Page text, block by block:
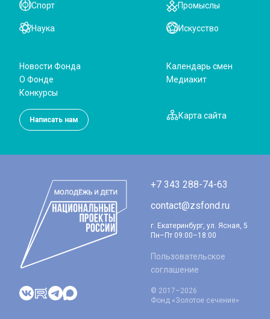
Наука
Спорт
Искусство
Промыслы
Карта сайта
Написать нам
Новости Фонда
О Фонде
Конкурсы
Календарь смен
Медиакит
+7 343 288-74-63
contact@zsfond.ru
г. Екатеринбург, ул. Ясная, 5
Пн–Пт 09:00–18:00
Пользовательское
соглашение
© 2017–2026
Фонд «Золотое сечение»